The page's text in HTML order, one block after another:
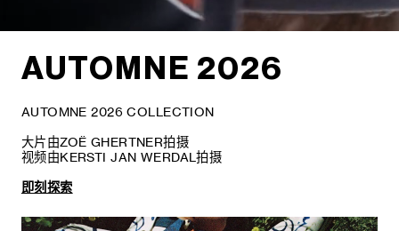
AUTOMNE 2026
AUTOMNE 2026 COLLECTION
大片由ZOË GHERTNER拍摄
视频由KERSTI JAN WERDAL拍摄
即刻探索